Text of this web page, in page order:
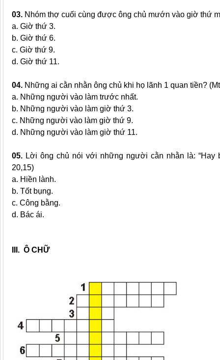
03. Nhóm thợ cuối cùng được ông chủ mướn vào giờ thứ
a. Giờ thứ 3.
b. Giờ thứ 6.
c. Giờ thứ 9.
d. Giờ thứ 11.
04. Những ai cằn nhằn ông chủ khi họ lãnh 1 quan tiền?
a. Những người vào làm trước nhất.
b. Những người vào làm giờ thứ 3.
c. Những người vào làm giờ thứ 9.
d. Những người vào làm giờ thứ 11.
05. Lời ông chủ nói với những người cằn nhằn là:
20,15)
a. Hiền lành.
b. Tốt bụng.
c. Công bằng.
d. Bác ái.
III. Ô CHỮ